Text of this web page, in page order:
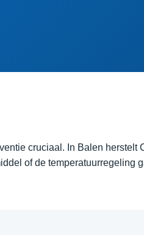
cruciaal. In Balen
of de temperatuurregeling